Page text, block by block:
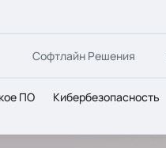
Софтлайн Решения
ПО Кибербезопасность